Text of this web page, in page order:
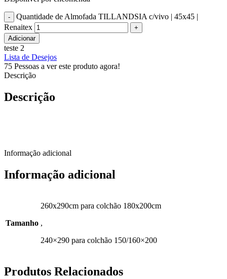
Quantidade de Almofada TILLANDSIA c/vivo | 45x45 |
Renaitex
Adicionar
teste 2
Lista de Desejos
75 Pessoas a ver este produto agora!
Descrição
Descrição
Informação adicional
Informação adicional
Tamanho
260x290cm para colchão 180x200cm
,
240×290 para colchão 150/160×200
Produtos Relacionados